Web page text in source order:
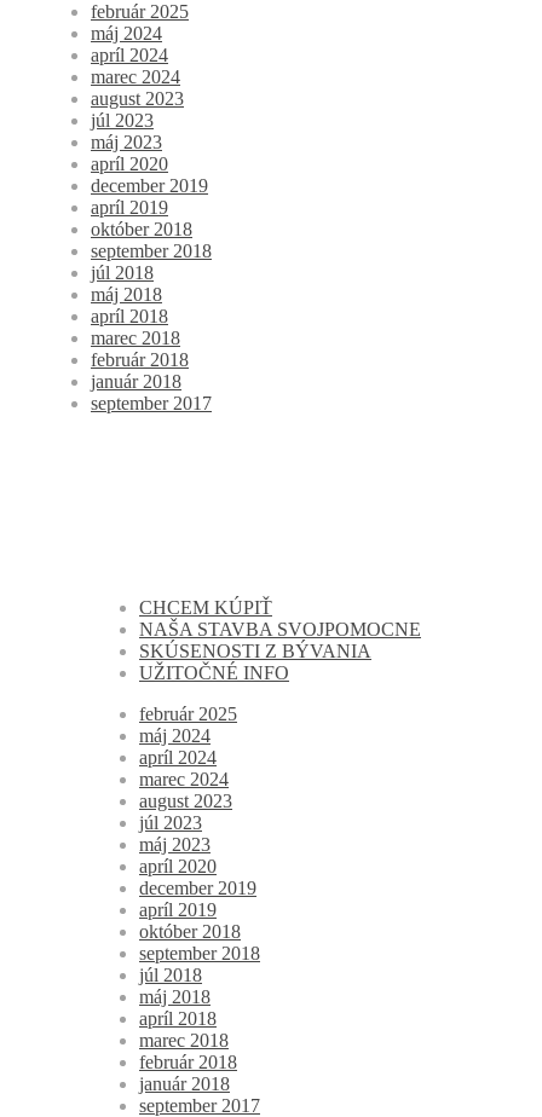
február 2025
máj 2024
apríl 2024
marec 2024
august 2023
júl 2023
máj 2023
apríl 2020
december 2019
apríl 2019
október 2018
september 2018
júl 2018
máj 2018
apríl 2018
marec 2018
február 2018
január 2018
september 2017
CHCEM KÚPIŤ
NAŠA STAVBA SVOJPOMOCNE
SKÚSENOSTI Z BÝVANIA
UŽITOČNÉ INFO
február 2025
máj 2024
apríl 2024
marec 2024
august 2023
júl 2023
máj 2023
apríl 2020
december 2019
apríl 2019
október 2018
september 2018
júl 2018
máj 2018
apríl 2018
marec 2018
február 2018
január 2018
september 2017